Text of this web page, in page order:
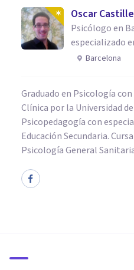
Oscar
Psicólogo en
especializado
Barcelona
Graduado en Psicología
Clínica por la Universidad
Psicopedagogía con
Educación Secundaria.
Psicología General
parafilia